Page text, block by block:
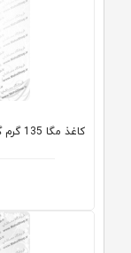
کاغذ مگا 135 گرم گلاسه پشت چسبدار 50 برگی A4